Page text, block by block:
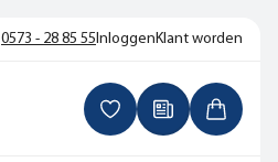
0573 - 28 85 55InloggenKlant worden